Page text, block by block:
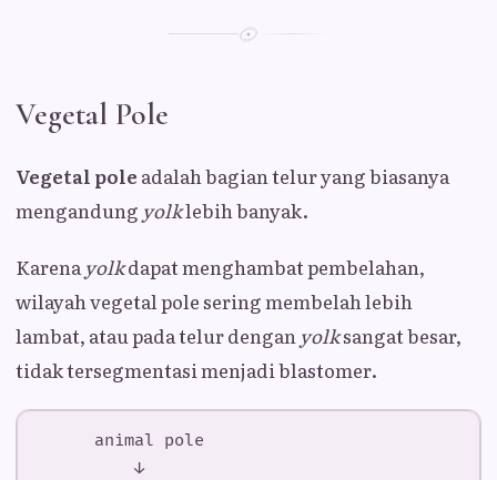
Vegetal Pole
Vegetal pole adalah bagian telur yang biasanya
mengandung yolklebih banyak.
Karena yolkdapat menghambat pembelahan,
wilayah vegetal pole sering membelah lebih
lambat, atau pada telur dengan yolksangat besar,
tidak tersegmentasi menjadi blastomer.
          ↓